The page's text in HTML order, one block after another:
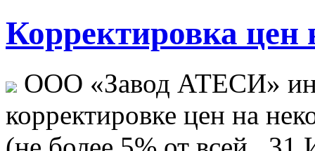
Корректировка цен
ООО «Завод АТЕСИ»
корректировке цен на